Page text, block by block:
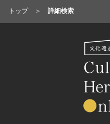
トップ 詳細検索